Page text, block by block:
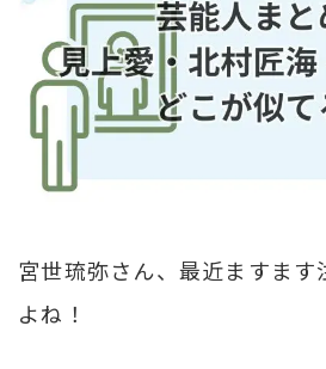
宮世琉弥さん、最近ますます
よね！